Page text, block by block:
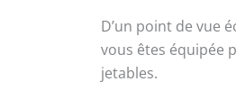
D’un point de vue
vous êtes équipée
jetables.